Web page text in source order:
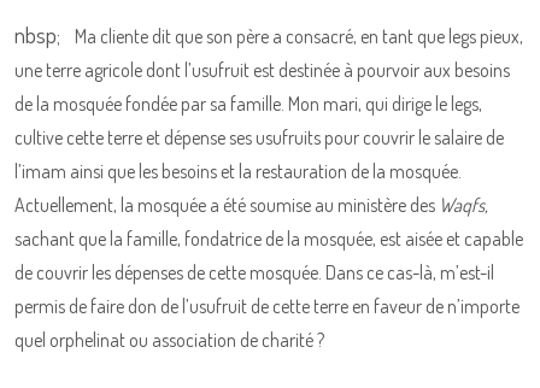
nbsp;
Ma cliente dit que son père a consacré, en tant que legs pieux,
une terre agricole dont l’usufruit est destinée à pourvoir aux besoins
de la mosquée fondée par sa famille. Mon mari, qui dirige le legs,
cultive cette terre et dépense ses usufruits pour couvrir le salaire de
l’imam ainsi que les besoins et la restauration de la mosquée.
Actuellement, la mosquée a été soumise au ministère des Waqfs,
sachant que la famille, fondatrice de la mosquée, est aisée et capable
de couvrir les dépenses de cette mosquée. Dans ce cas-là, m’est-il
permis de faire don de l’usufruit de cette terre en faveur de n’importe
quel orphelinat ou association de charité ?